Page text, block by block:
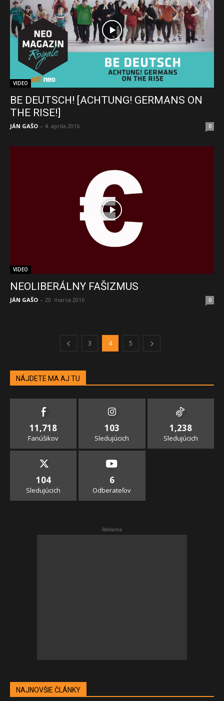
VIDEO
BE DEUTSCH! [ACHTUNG! GERMANS ON
THE RISE!]
JÁN GAŠO - 4. apríla 2016 0
VIDEO
NEOLIBERÁLNY FAŠIZMUS
JÁN GAŠO - 20. marca 2016 0
3 4 5
NÁJDETE MA AJ TU
11,718
Fanúšikov
103
Sledujúcich
1,238
Sledujúcich
104
Sledujúcich
6
Odberateľov
Reklama
NAJNOVŠIE ČLÁNKY